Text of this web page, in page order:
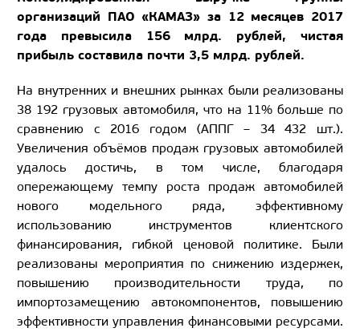
организаций ПАО «КАМАЗ» за 12 месяцев 2017
года превысила 156 млрд. рублей, чистая
прибыль составила почти 3,5 млрд. рублей.
На внутренних и внешних рынках были реализованы
38 192 грузовых автомобиля, что на 11% больше по
сравнению с 2016 годом (АППГ – 34 432 шт.).
Увеличения объёмов продаж грузовых автомобилей
удалось достичь, в том числе, благодаря
опережающему темпу роста продаж автомобилей
нового модельного ряда, эффективному
использованию инструментов клиентского
финансирования, гибкой ценовой политике. Были
реализованы мероприятия по снижению издержек,
повышению производительности труда, по
импортозамещению автокомпонентов, повышению
эффективности управления финансовыми ресурсами.